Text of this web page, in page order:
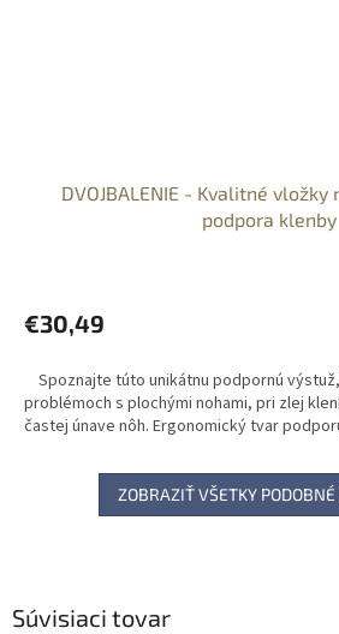
Súvisiaci tovar
DVOJBALENIE - Kvalitné
podpora klenby
€30,49
Spoznajte túto unikátnu podpornú
problémoch s plochými nohami, pri zlej
častej únave nôh. Ergonomický tvar
ZOBRAZIŤ VŠETKY PODOBNÉ